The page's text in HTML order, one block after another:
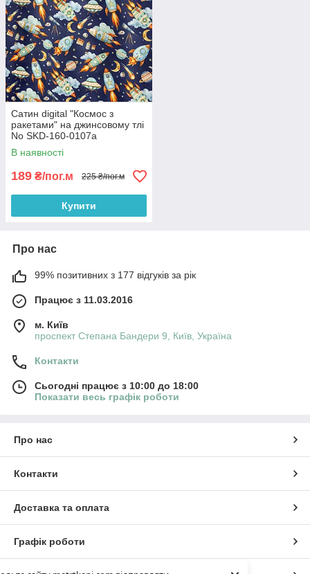
Сатин digital "Космос з
ракетами" на джинсовому тлі
No SKD-160-0107а
В наявності
189 ₴/пог.м 225 ₴/пог.м
Купити
Про нас
99% позитивних з 177 відгуків за рік
Працює з 11.03.2016
м. Київ
проспект Степана Бандери 9, Київ, Україна
Контакти
Сьогодні працює з 10:00 до 18:00
Показати весь графік роботи
Про нас
Контакти
Доставка та оплата
Графік роботи